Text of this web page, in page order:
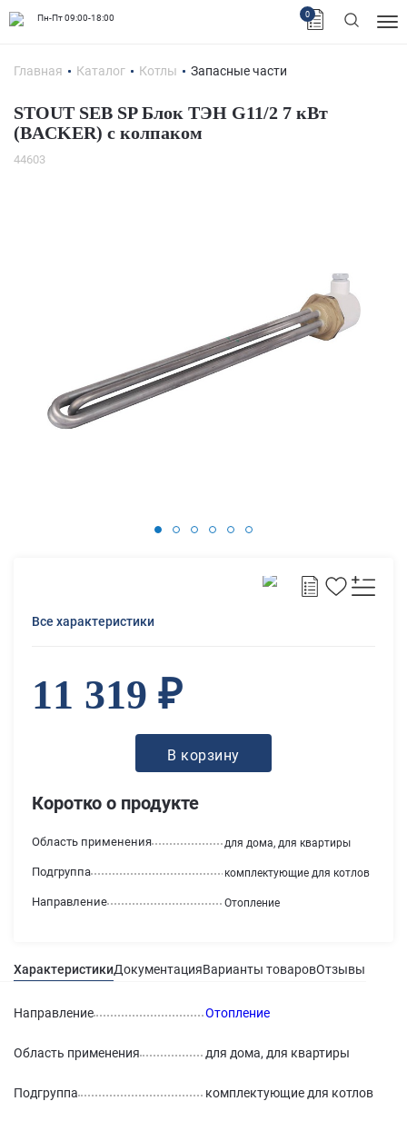
Пн-Пт 09:00-18:00 0
Главная Каталог Котлы Запасные части
STOUT SEB SP Блок ТЭН G11/2 7 кВт
(BACKER) с колпаком
44603
Коротко о продукте
Направление Отопление
Область применения для дома, для квартиры
Подгруппа комплектующие для котлов
Все характеристики
11 319 ₽
В корзину
ХарактеристикиДокументацияВарианты товаровОтзывы
Направление Отопление
Область применения для дома, для квартиры
Подгруппа комплектующие для котлов